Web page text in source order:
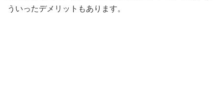
ういったデメリットもあります。